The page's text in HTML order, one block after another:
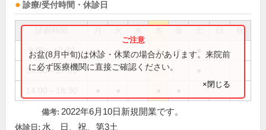
診療/受付時間・休診日
祝
9:00～12:30 ● ● ● ●
14:00～17:00
お盆(8月中旬)は休診・休業の場合があります。来院前
に必ず医療機関に直接ご確認ください。
×閉じる
備考: 2022年6月10日新規開業です。
休診日: 水、日、祝、第3土